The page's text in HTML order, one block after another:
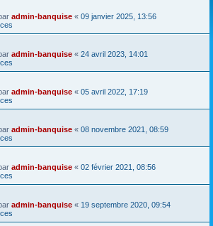
admin-banquise « 09 janvier 2025, 13:56
admin-banquise « 24 avril 2023, 14:01
admin-banquise « 05 avril 2022, 17:19
admin-banquise « 08 novembre 2021, 08:59
admin-banquise « 02 février 2021, 08:56
admin-banquise « 19 septembre 2020, 09:54